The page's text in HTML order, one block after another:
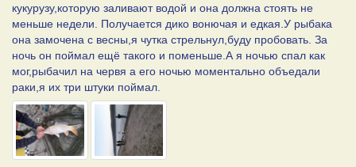
кукурузу,которую заливают водой и она должна стоять не
меньше недели. Получается дико вонючая и едкая.У рыбака
она замочена с весны,я чутка стрельнул,буду пробовать. За
ночь он поймал ещё такого и поменьше.А я ночью спал как
мог,рыбачил на червя а его ночью моментально объедали
раки,я их три штуки поймал.